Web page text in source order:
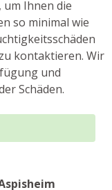
Ihnen die
so minimal wie
kontaktieren. Wir
und
Schäden.